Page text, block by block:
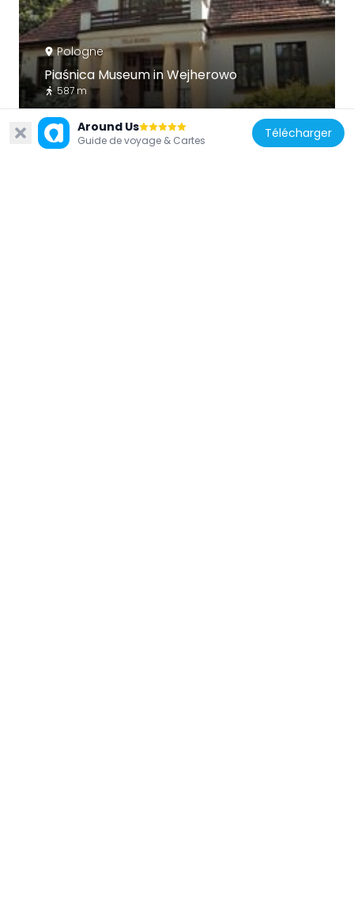
Pologne
Piaśnica Museum in Wejherowo
587 m
Around Us
Guide de voyage & Cartes Télécharger